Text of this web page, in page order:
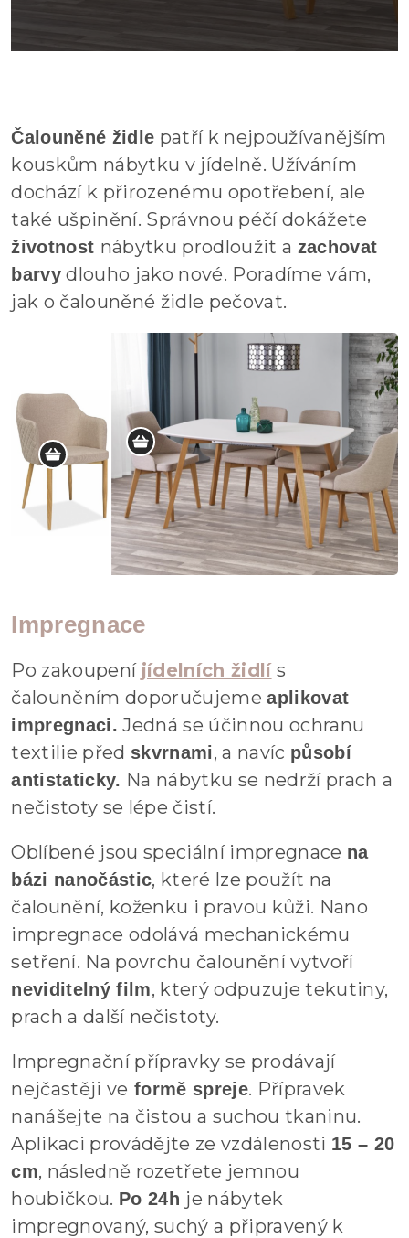
Čalouněné židle patří k nejpoužívanějším
kouskům nábytku v jídelně. Užíváním
dochází k přirozenému opotřebení, ale
také ušpinění. Správnou péčí dokážete
životnost nábytku prodloužit a zachovat
barvydlouho jako nové. Poradíme vám,
jak o čalouněné židle pečovat.
Impregnace
Po zakoupení jídelních židlís
čalouněním doporučujemeaplikovat
impregnaci. Jedná se účinnou ochranu
textilie před skvrnami, a navíc působí
antistaticky. Na nábytku se nedrží prach a
nečistoty se lépe čistí.
Oblíbené jsou speciální impregnace na
bázi nanočástic, které lze použít na
čalounění, koženku i pravou kůži. Nano
impregnace odolává mechanickému
setření. Na povrchu čalounění vytvoří
neviditelný film, který odpuzuje tekutiny,
prach a další nečistoty.
Impregnační přípravky se prodávají
nejčastěji ve formě spreje. Přípravek
nanášejte na čistou a suchou tkaninu.
Aplikaci provádějte ze vzdálenosti 15 – 20
cm, následně rozetřete jemnou
houbičkou. Po 24h je nábytek
impregnovaný, suchý a připravený k